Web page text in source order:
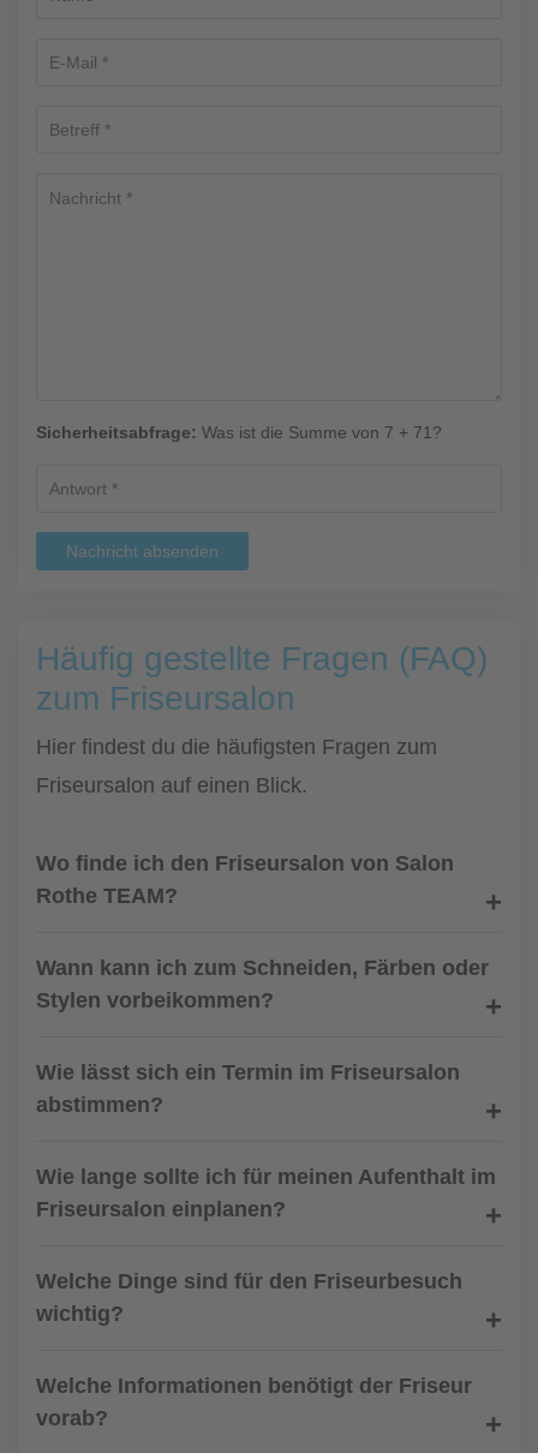
Sicherheitsabfrage: Was ist die Summe von 7 + 71?
Nachricht absenden
Häufig gestellte Fragen (FAQ)
zum Friseursalon
Hier findest du die häufigsten Fragen zum
Friseursalon auf einen Blick.
Wo finde ich den Friseursalon von Salon
Rothe TEAM?
Wann kann ich zum Schneiden, Färben oder
Stylen vorbeikommen?
Wie lässt sich ein Termin im Friseursalon
abstimmen?
Wie lange sollte ich für meinen Aufenthalt im
Friseursalon einplanen?
Welche Dinge sind für den Friseurbesuch
wichtig?
Welche Informationen benötigt der Friseur
vorab?